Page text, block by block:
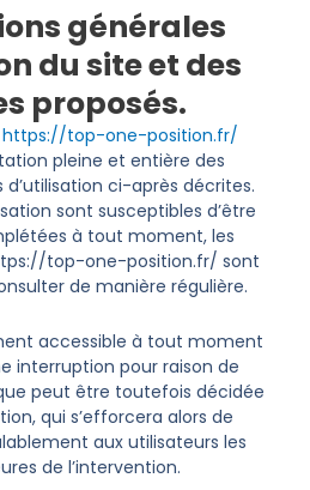
générales
du site et des
proposés.
https://top-one-position.fr/
pleine et entière des
ci-après décrites.
sont susceptibles d’être
à tout moment, les
top-one-position.fr/ sont
de manière régulière.
accessible à tout moment
interruption pour raison de
peut être toutefois décidée
qui s’efforcera alors de
aux utilisateurs les
de l’intervention.